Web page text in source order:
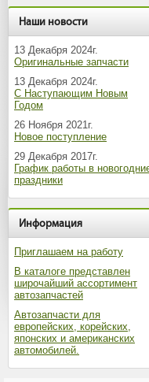
Наши новости
13 Декабря 2024г.
Оригинальные запчасти
13 Декабря 2024г.
С Наступающим Новым
Годом
26 Ноября 2021г.
Новое поступление
29 Декабря 2017г.
График работы в
праздники
Информация
Приглашаем на работу
В каталоге представлен
широчайший ассортимент
автозапчастей
Автозапчасти для
европейских, корейских,
японских и американских
автомобилей.